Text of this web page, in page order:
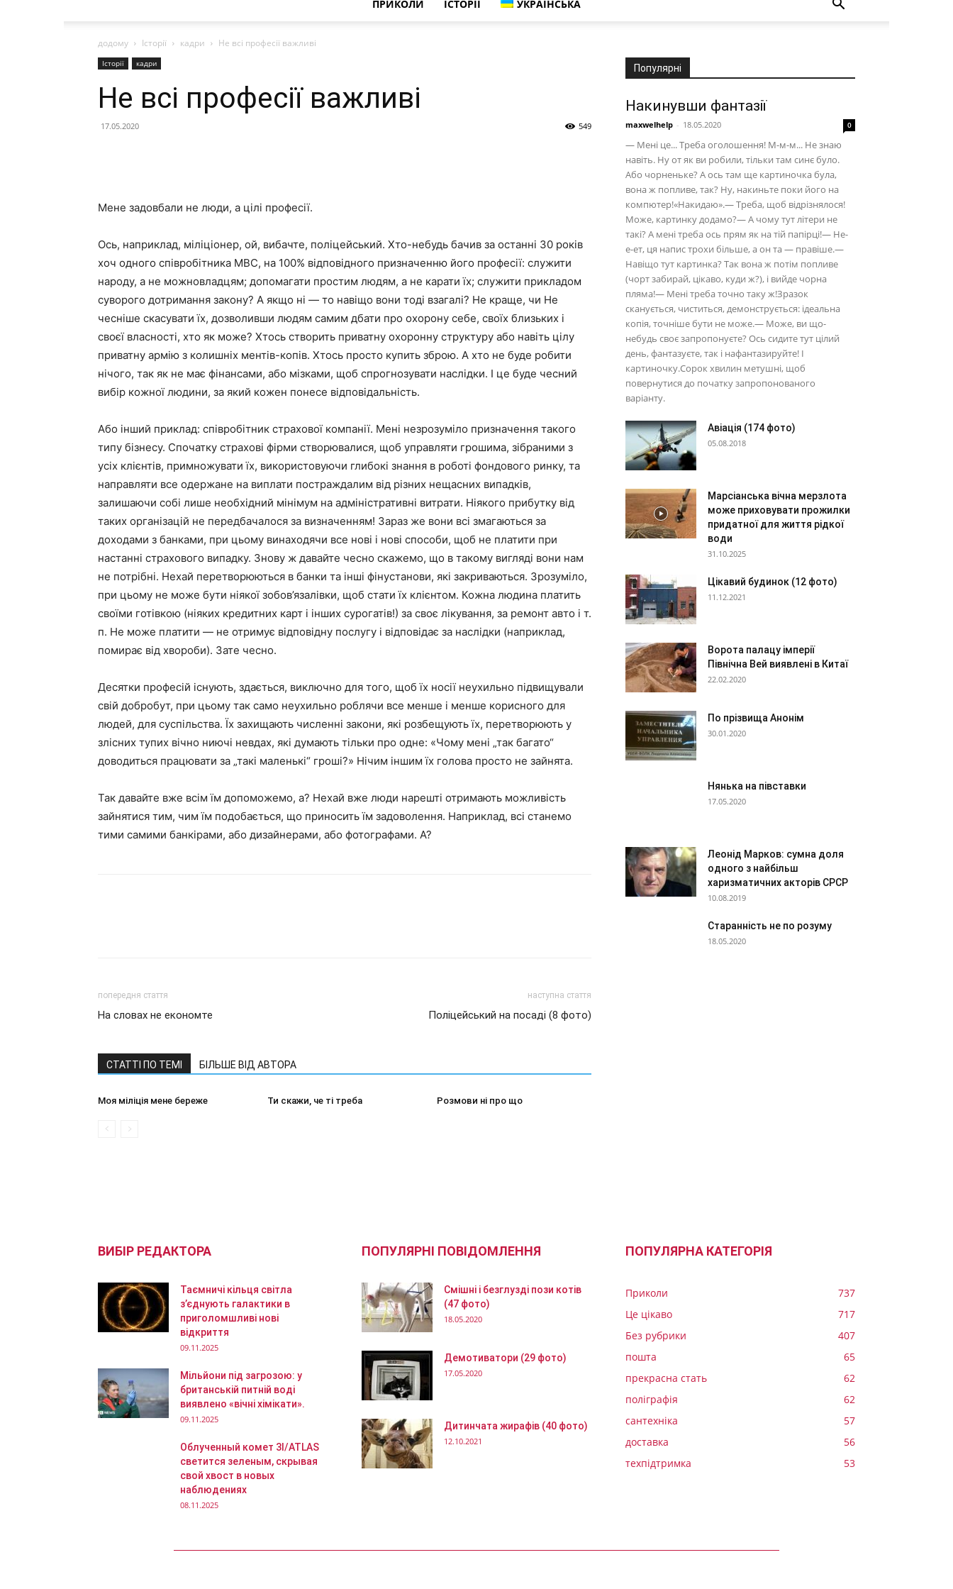
ПРИКОЛИ ІСТОРІЇ УКРАЇНСЬКА
додому Історії кадри Не всі професії важливі
Історії кадри
Не всі професії важливі
17.05.2020 549
Мене задовбали не люди, а цілі професії.
Ось, наприклад, міліціонер, ой, вибачте, поліцейський. Хто-небудь бачив за останні 30 років
хоч одного співробітника МВС, на 100% відповідного призначенню його професії: служити
народу, а не можновладцям; допомагати простим людям, а не карати їх; служити прикладом
суворого дотримання закону? А якщо ні — то навіщо вони тоді взагалі? Не краще, чи Не
чесніше скасувати їх, дозволивши людям самим дбати про охорону себе, своїх близьких і
своєї власності, хто як може? Хтось створить приватну охоронну структуру або навіть цілу
приватну армію з колишніх ментів-копів. Хтось просто купить зброю. А хто не буде робити
нічого, так як не має фінансами, або мізками, щоб спрогнозувати наслідки. І це буде чесний
вибір кожної людини, за який кожен понесе відповідальність.
Або інший приклад: співробітник страхової компанії. Мені незрозуміло призначення такого
типу бізнесу. Спочатку страхові фірми створювалися, щоб управляти грошима, зібраними з
усіх клієнтів, примножувати їх, використовуючи глибокі знання в роботі фондового ринку, та
направляти все одержане на виплати постраждалим від різних нещасних випадків,
залишаючи собі лише необхідний мінімум на адміністративні витрати. Ніякого прибутку від
таких організацій не передбачалося за визначенням! Зараз же вони всі змагаються за
доходами з банками, при цьому винаходячи все нові і нові способи, щоб не платити при
настанні страхового випадку. Знову ж давайте чесно скажемо, що в такому вигляді вони нам
не потрібні. Нехай перетворюються в банки та інші фінустанови, які закриваються. Зрозуміло,
при цьому не може бути ніякої зобов’язалівки, щоб стати їх клієнтом. Кожна людина платить
своїми готівкою (ніяких кредитних карт і інших сурогатів!) за своє лікування, за ремонт авто і т.
п. Не може платити — не отримує відповідну послугу і відповідає за наслідки (наприклад,
помирає від хвороби). Зате чесно.
Десятки професій існують, здається, виключно для того, щоб їх носії неухильно підвищували
свій добробут, при цьому так само неухильно роблячи все менше і менше корисного для
людей, для суспільства. Їх захищають численні закони, які розбещують їх, перетворюють у
злісних тупих вічно ниючі невдах, які думають тільки про одне: «Чому мені „так багато“
доводиться працювати за „такі маленькі“ гроші?» Нічим іншим їх голова просто не зайнята.
Так давайте вже всім їм допоможемо, а? Нехай вже люди нарешті отримають можливість
зайнятися тим, чим їм подобається, що приносить їм задоволення. Наприклад, всі станемо
тими самими банкірами, або дизайнерами, або фотографами. А?
попередня стаття
На словах не економте
наступна стаття
Поліцейський на посаді (8 фото)
СТАТТІ ПО ТЕМІ БІЛЬШЕ ВІД АВТОРА
Моя міліція мене береже Ти скажи, че ті треба Розмови ні про що
Популярні
Накинувши фантазії
maxwelhelp - 18.05.2020 0
— Мені це... Треба оголошення! М-м-м... Не знаю
навіть. Ну от як ви робили, тільки там синє було.
Або чорненьке? А ось там ще картиночка була,
вона ж попливе, так? Ну, накиньте поки його на
компютер!«Накидаю».— Треба, щоб відрізнялося!
Може, картинку додамо?— А чому тут літери не
такі? А мені треба ось прям як на тій папірці!— Не-
е-ет, ця напис трохи більше, а он та — правіше.—
Навіщо тут картинка? Так вона ж потім попливе
(чорт забирай, цікаво, куди ж?), і вийде чорна
пляма!— Мені треба точно таку ж!Зразок
сканується, чиститься, демонструється: ідеальна
копія, точніше бути не може.— Може, ви що-
небудь своє запропонуєте? Ось сидите тут цілий
день, фантазуєте, так і нафантазируйте! І
картиночку.Сорок хвилин метушні, щоб
повернутися до початку запропонованого
варіанту.
Авіація (174 фото)
05.08.2018
Марсіанська вічна мерзлота
може приховувати прожилки
придатної для життя рідкої
води
31.10.2025
Цікавий будинок (12 фото)
11.12.2021
Ворота палацу імперії
Північна Вей виявлені в Китаї
22.02.2020
По прізвища Анонім
30.01.2020
Нянька на півставки
17.05.2020
Леонід Марков: сумна доля
одного з найбільш
харизматичних акторів СРСР
10.08.2019
Старанність не по розуму
18.05.2020
ВИБІР РЕДАКТОРА
Таємничі кільця світла
з’єднують галактики в
приголомшливі нові
відкриття
09.11.2025
Мільйони під загрозою: у
британській питній воді
виявлено «вічні хімікати».
09.11.2025
Облученный комет 3I/ATLAS
светится зеленым, скрывая
свой хвост в новых
наблюдениях
08.11.2025
ПОПУЛЯРНІ ПОВІДОМЛЕННЯ
Смішні і безглузді пози котів
(47 фото)
18.05.2020
Демотиватори (29 фото)
17.05.2020
Дитинчата жирафів (40 фото)
12.10.2021
ПОПУЛЯРНА КАТЕГОРІЯ
Приколи
737
Це цікаво
717
Без рубрики
407
пошта
65
прекрасна стать
62
поліграфія
62
сантехніка
57
доставка
56
техпідтримка
53